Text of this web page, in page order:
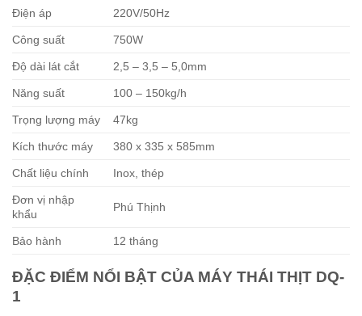
Điện áp 220V/50Hz
Công suất 750W
Độ dài lát cắt 2,5 – 3,5 – 5,0mm
Năng suất 100 – 150kg/h
Trọng lượng máy 47kg
Kích thước máy 380 x 335 x 585mm
Chất liệu chính Inox, thép
Đơn vị nhập
khẩu
Phú Thịnh
Bảo hành 12 tháng
ĐẶC ĐIỂM NỔI BẬT CỦA MÁY THÁI THỊT DQ-
1